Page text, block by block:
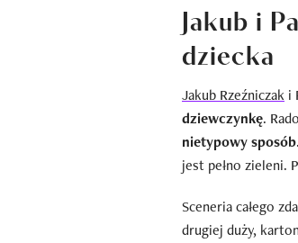
Jakub i
dziecka
Jakub Rzeźniczak i
dziewczynkę.
nietypowy sposób
jest pełno zieleni.
Sceneria całego
drugiej duży,